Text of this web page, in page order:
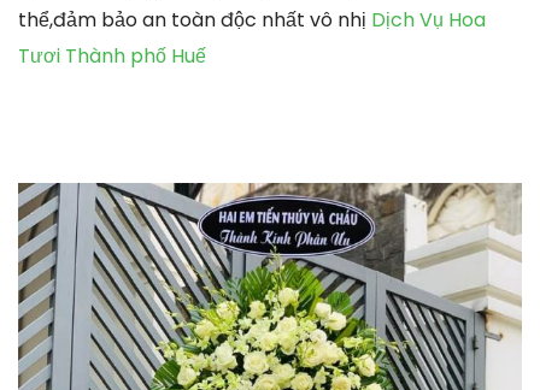
thể,đảm bảo an toàn độc nhất vô nhị Dịch Vụ Hoa
Tươi Thành phố Huế